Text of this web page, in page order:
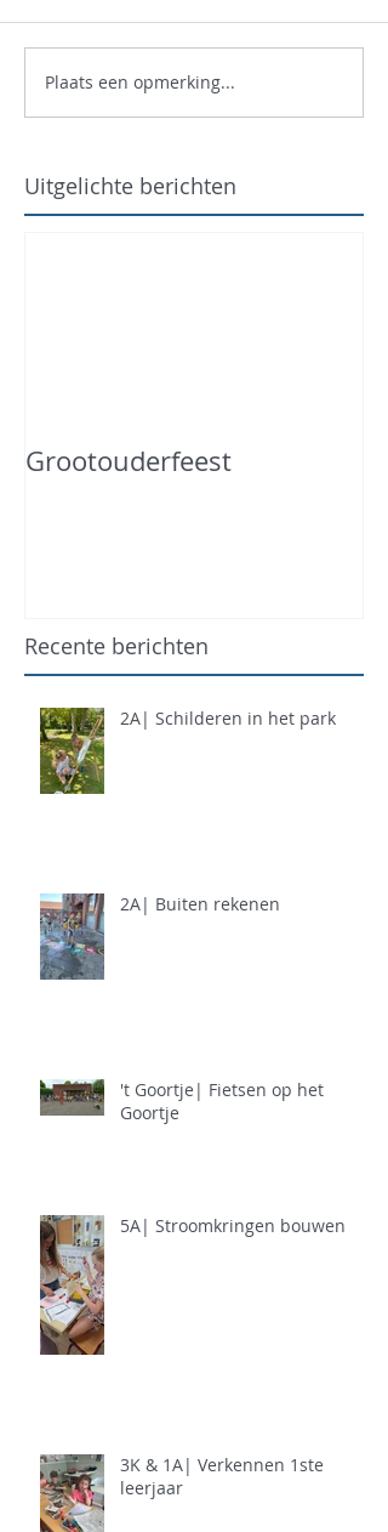
Plaats een opmerking...
Uitgelichte berichten
Grootouderfeest
Recente berichten
2A| Schilderen in het park
2A| Buiten rekenen
't Goortje| Fietsen op het
Goortje
5A| Stroomkringen bouwen
3K & 1A| Verkennen 1ste
leerjaar